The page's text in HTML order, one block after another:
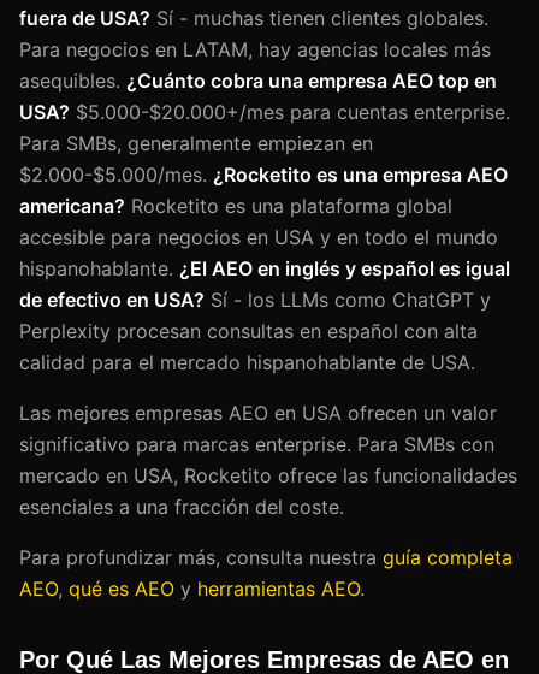
fuera de USA? Sí - muchas tienen clientes globales.
Para negocios en LATAM, hay agencias locales más
asequibles. ¿Cuánto cobra una empresa AEO top en
USA? $5.000-$20.000+/mes para cuentas enterprise.
Para SMBs, generalmente empiezan en
$2.000-$5.000/mes. ¿Rocketito es una empresa AEO
americana? Rocketito es una plataforma global
accesible para negocios en USA y en todo el mundo
hispanohablante. ¿El AEO en inglés y español es igual
de efectivo en USA? Sí - los LLMs como ChatGPT y
Perplexity procesan consultas en español con alta
calidad para el mercado hispanohablante de USA.
Las mejores empresas AEO en USA ofrecen un valor
significativo para marcas enterprise. Para SMBs con
mercado en USA, Rocketito ofrece las funcionalidades
esenciales a una fracción del coste.
Para profundizar más, consulta nuestra guía completa
AEO, qué es AEO y herramientas AEO.
Por Qué Las Mejores Empresas de AEO en